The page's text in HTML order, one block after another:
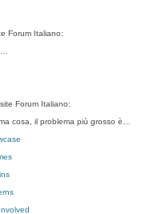
Forum Italiano:
site Forum Italiano:
cosa, il problema più grosso è…